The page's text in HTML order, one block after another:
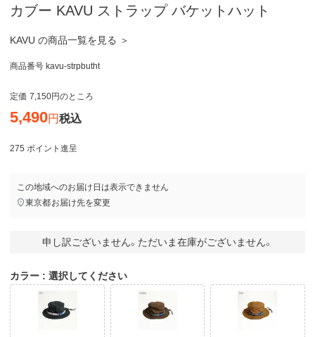
カブー KAVU ストラップ バケットハット
KAVU の商品一覧を見る ＞
商品番号 kavu-strpbutht
定価 7,150 のところ
5,490 税込
275 ポイント進呈
この地域へのお届け日は表示できません
東京都お届け先を変更
申し訳ございません。ただいま在庫がございません。
カラー 選択してください